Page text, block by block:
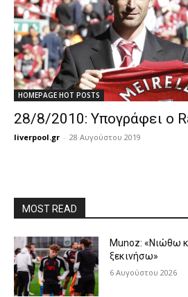
HOMEPAGE HOT POSTS
28/8/2010: Υπογράφει ο
liverpool.gr - 28 Αυγούστου 2019
MOST READ
Munoz: «Νιώθω
ξεκινήσω»
6 Αυγούστου 2026